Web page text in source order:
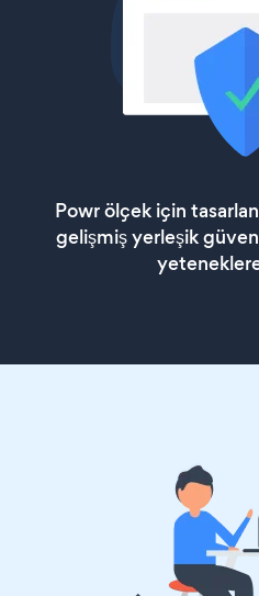
Powr ölçek için
gelişmiş yerleşik